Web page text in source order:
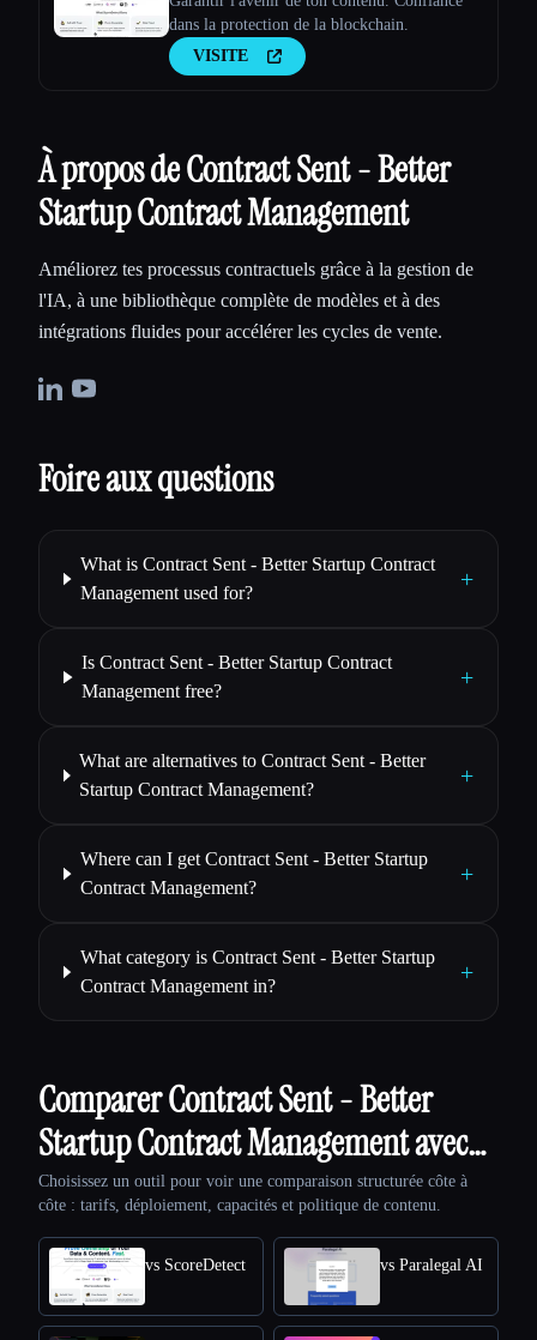
dans la protection de la blockchain.
VISITE
À propos de Contract Sent - Better
Startup Contract Management
Améliorez tes processus contractuels grâce à la gestion de
l'IA, à une bibliothèque complète de modèles et à des
intégrations fluides pour accélérer les cycles de vente.
Foire aux questions
What is Contract Sent - Better Startup Contract
Management used for?
+
Is Contract Sent - Better Startup Contract
Management free?
+
What are alternatives to Contract Sent - Better
Startup Contract Management?
+
Where can I get Contract Sent - Better Startup
Contract Management?
+
What category is Contract Sent - Better Startup
Contract Management in?
+
Comparer Contract Sent - Better
Startup Contract Management avec…
Choisissez un outil pour voir une comparaison structurée côte à
côte : tarifs, déploiement, capacités et politique de contenu.
vs ScoreDetect vs Paralegal AI